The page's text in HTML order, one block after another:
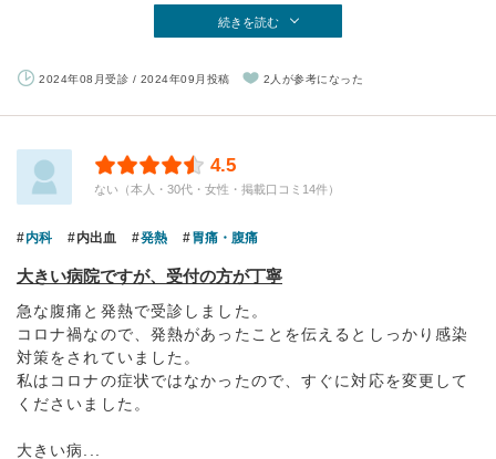
続きを読む
2024年08月受診 / 2024年09月投稿 2人が参考になった
4.5
ない（本人・30代・女性・掲載口コミ14件）
内科 内出血 発熱 胃痛・腹痛
大きい病院ですが、受付の方が丁寧
急な腹痛と発熱で受診しました。
コロナ禍なので、発熱があったことを伝えるとしっかり感染
対策をされていました。
私はコロナの症状ではなかったので、すぐに対応を変更して
くださいました。
大きい病...